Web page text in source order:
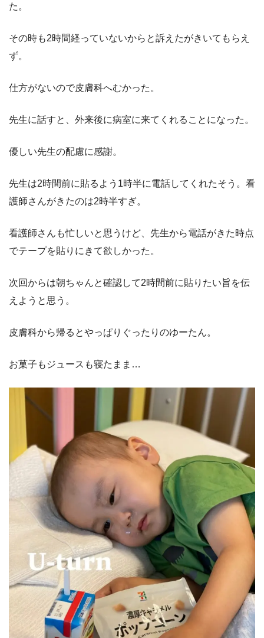
た。
その時も2時間経っていないからと訴えたがきいてもらえ
ず。
仕方がないので皮膚科へむかった。
先生に話すと、外来後に病室に来てくれることになった。
優しい先生の配慮に感謝。
先生は2時間前に貼るよう1時半に電話してくれたそう。看
護師さんがきたのは2時半すぎ。
看護師さんも忙しいと思うけど、先生から電話がきた時点
でテープを貼りにきて欲しかった。
次回からは朝ちゃんと確認して2時間前に貼りたい旨を伝
えようと思う。
皮膚科から帰るとやっぱりぐったりのゆーたん。
お菓子もジュースも寝たまま…